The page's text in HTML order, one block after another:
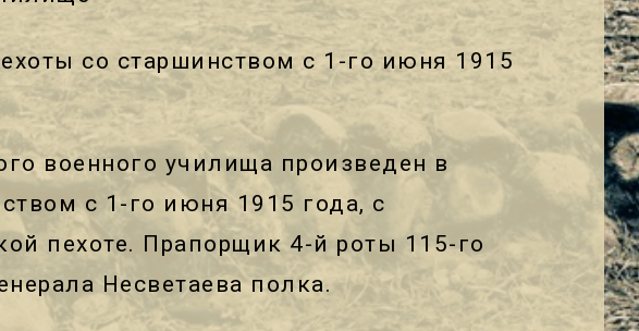
со старшинством с 1-го июня 1915
военного училища произведен в
с 1-го июня 1915 года, с
пехоте. Прапорщик 4-й роты 115-го
Несветаева полка.